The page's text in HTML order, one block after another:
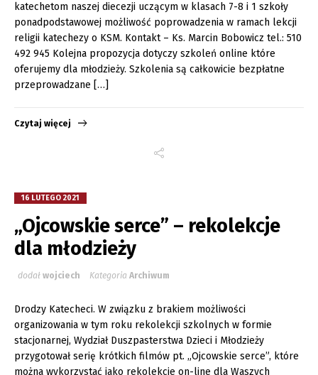
katechetom naszej diecezji uczącym w klasach 7-8 i 1 szkoły
ponadpodstawowej możliwość poprowadzenia w ramach lekcji
religii katechezy o KSM. Kontakt – Ks. Marcin Bobowicz tel.: 510
492 945 Kolejna propozycja dotyczy szkoleń online które
oferujemy dla młodzieży. Szkolenia są całkowicie bezpłatne
przeprowadzane […]
Czytaj więcej
16 LUTEGO 2021
„Ojcowskie serce” – rekolekcje
dla młodzieży
dodał wojciech Kategoria Archiwum
Drodzy Katecheci. W związku z brakiem możliwości
organizowania w tym roku rekolekcji szkolnych w formie
stacjonarnej, Wydział Duszpasterstwa Dzieci i Młodzieży
przygotował serię krótkich filmów pt. „Ojcowskie serce”, które
można wykorzystać jako rekolekcje on-line dla Waszych